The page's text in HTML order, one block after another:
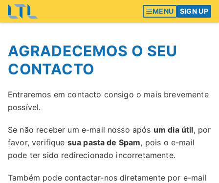
MENU SIGN UP
AGRADECEMOS O SEU
CONTACTO
Entraremos em contacto consigo o mais brevemente
possível.
Se não receber um e-mail nosso após um dia útil, por
favor, verifique sua pasta de Spam, pois o e-mail
pode ter sido redirecionado incorretamente.
Também pode contactar-nos diretamente por e-mail